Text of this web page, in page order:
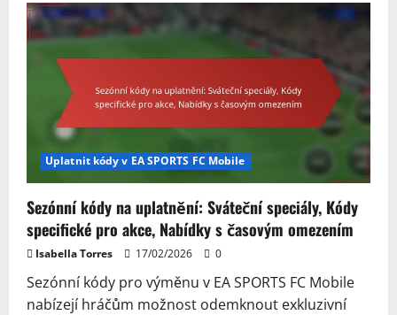
pro
výměnu
milníků:
milníky
zvláštní
uznání
Uplatnit kódy v EA SPORTS FC Mobile
Sezónní kódy na uplatnění: Sváteční speciály, Kódy
specifické pro akce, Nabídky s časovým omezením
Isabella Torres 17/02/2026 0
Sezónní kódy pro výměnu v EA SPORTS FC Mobile
nabízejí hráčům možnost odemknout exkluzivní